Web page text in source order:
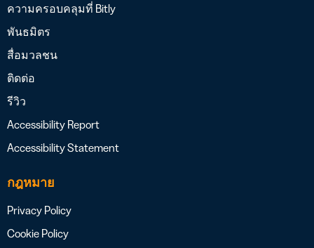
ความครอบคลุมที่ Bitly
พันธมิตร
สื่อมวลชน
ติดต่อ
รีวิว
Accessibility Report
Accessibility Statement
กฎหมาย
Privacy Policy
Cookie Policy